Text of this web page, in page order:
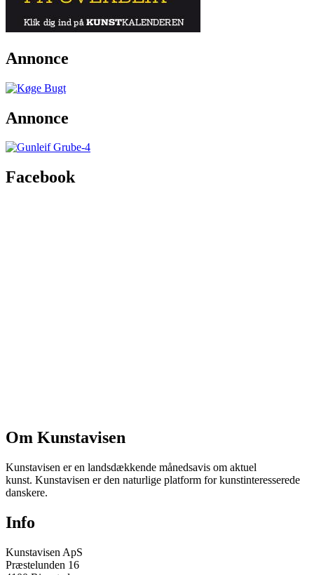
Annonce
Annonce
Facebook
Om Kunstavisen
Kunstavisen er en landsdækkende månedsavis om aktuel
kunst. Kunstavisen er den naturlige platform for kunstinteresserede
danskere.
Info
Kunstavisen ApS
Præstelunden 16